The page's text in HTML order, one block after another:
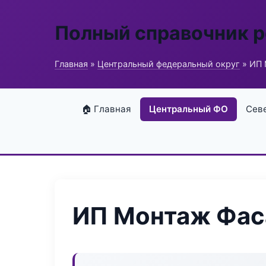
Полный справочник
Главная » Центральный федеральный округ » ИП
🏠 Главная Центральный ФО
ИП Монтаж